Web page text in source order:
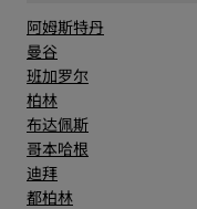
阿姆斯特丹
曼谷
班加罗尔
柏林
布达佩斯
哥本哈根
迪拜
都柏林